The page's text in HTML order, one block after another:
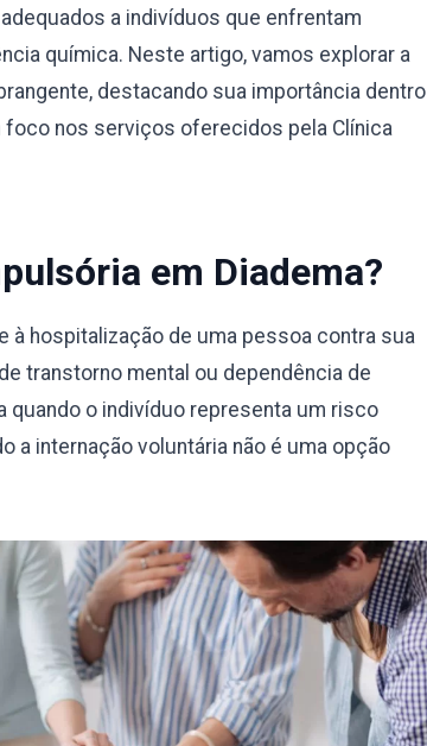
a indivíduos que enfrentam
química. Neste artigo, vamos explorar a
destacando sua importância dentro
nos serviços oferecidos pela Clínica
em Diadema?
à hospitalização de uma pessoa contra sua
transtorno mental ou dependência de
o indivíduo representa um risco
a internação voluntária não é uma opção